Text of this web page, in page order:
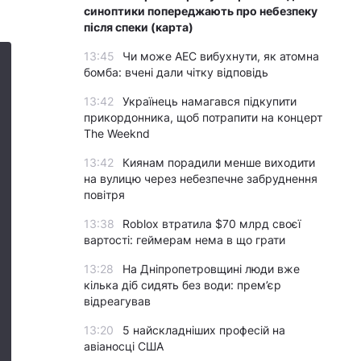
синоптики попереджають про небезпеку
після спеки (карта)
13:45
Чи може АЕС вибухнути, як атомна
бомба: вчені дали чітку відповідь
13:42
Українець намагався підкупити
прикордонника, щоб потрапити на концерт
The Weeknd
13:42
Киянам порадили менше виходити
на вулицю через небезпечне забруднення
повітря
13:38
Roblox втратила $70 млрд своєї
вартості: геймерам нема в що грати
13:28
На Дніпропетровщині люди вже
кілька діб сидять без води: прем’єр
відреагував
13:20
5 найскладніших професій на
авіаносці США